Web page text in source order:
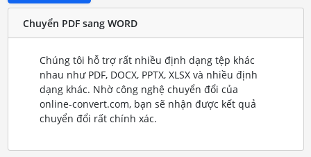
Chuyển PDF sang WORD
Chúng tôi hỗ trợ rất nhiều định dạng tệp khác
nhau như PDF, DOCX, PPTX, XLSX và nhiều định
dạng khác. Nhờ công nghệ chuyển đổi của
online-convert.com, bạn sẽ nhận được kết quả
chuyển đổi rất chính xác.